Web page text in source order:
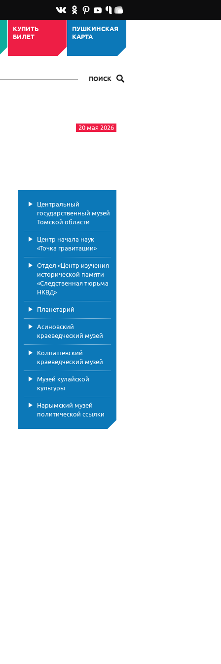
КУПИТЬ
БИЛЕТ
ПУШКИНСКАЯ
КАРТА
ПОИСК
20 мая 2026
Центральный
государственный музей
Томской области
Центр начала наук
«Точка гравитации»
Отдел «Центр изучения
исторической памяти
«Следственная тюрьма
НКВД»
Планетарий
Асиновский
краеведческий музей
Колпашевский
краеведческий музей
Музей кулайской
культуры
Нарымский музей
политической ссылки